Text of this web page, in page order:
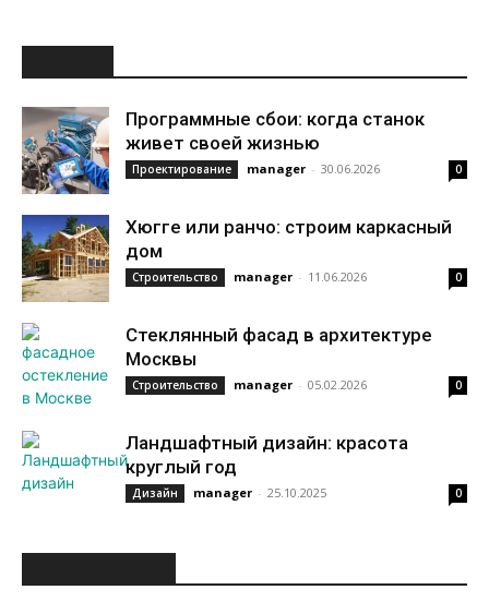
Программные сбои: когда станок
живет своей жизнью
Проектирование manager - 30.06.2026 0
Хюгге или ранчо: строим каркасный
дом
Строительство manager - 11.06.2026 0
Стеклянный фасад в архитектуре
Москвы
Строительство manager - 05.02.2026 0
Ландшафтный дизайн: красота
круглый год
Дизайн manager - 25.10.2025 0